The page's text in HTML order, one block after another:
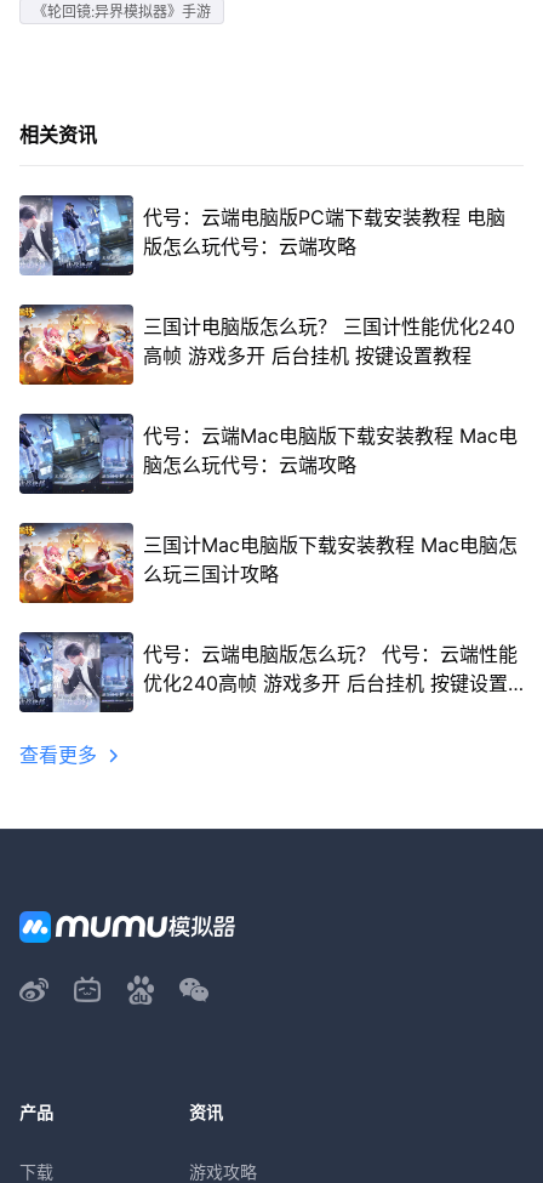
《轮回镜:异界模拟器》手游
相关资讯
代号：云端电脑版PC端下载安装教程 电脑
版怎么玩代号：云端攻略
三国计电脑版怎么玩？ 三国计性能优化240
高帧 游戏多开 后台挂机 按键设置教程
代号：云端Mac电脑版下载安装教程 Mac电
脑怎么玩代号：云端攻略
三国计Mac电脑版下载安装教程 Mac电脑怎
么玩三国计攻略
代号：云端电脑版怎么玩？ 代号：云端性能
优化240高帧 游戏多开 后台挂机 按键设置
查看更多
产品
下载
资讯
游戏攻略